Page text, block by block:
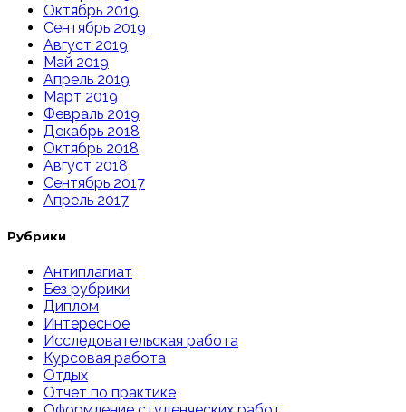
Октябрь 2019
Сентябрь 2019
Август 2019
Май 2019
Апрель 2019
Март 2019
Февраль 2019
Декабрь 2018
Октябрь 2018
Август 2018
Сентябрь 2017
Апрель 2017
Рубрики
Антиплагиат
Без рубрики
Диплом
Интересное
Исследовательская работа
Курсовая работа
Отдых
Отчет по практике